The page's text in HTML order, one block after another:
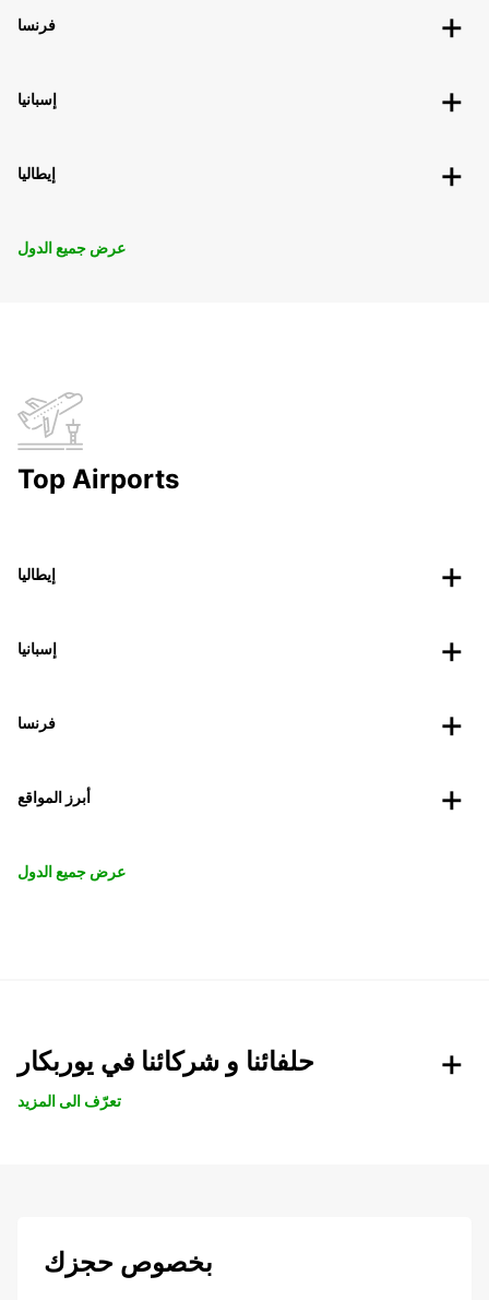
فرنسا
إسبانيا
إيطاليا
عرض جميع الدول
Top Airports
إيطاليا
إسبانيا
فرنسا
أبرز المواقع
عرض جميع الدول
حلفائنا و شركائنا في يوربكار
تعرّف الى المزيد
بخصوص حجزك